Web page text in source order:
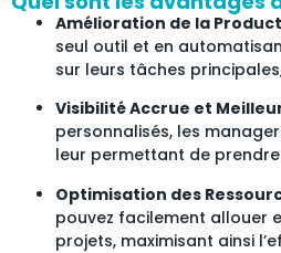
Amélioration de la
seul outil et en
sur leurs tâches
Visibilité Accrue et
personnalisés, les
leur permettant de
Optimisation des
pouvez facilement allouer
projets, maximisant ainsi